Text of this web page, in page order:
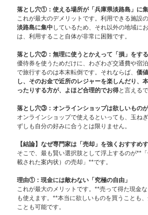
落とし穴①：使える場所が「兵庫県淡路島」に集
これが最大のデメリットです。利用できる施設
淡路島に集中 しているため、それ以外の地域に
は、利用すること自体が非常に困難です。
落とし穴②：無理に使うとかえって「損」をする
優待券を使うためだけに、わざわざ交通費や宿
で旅行するのは本末転倒です。それならば、 価
し、そのお金で近所のレジャーを楽しんだり、
ったりする方が、よほど合理的でお得と言える
落とし穴③：オンラインショップは欲しいもの
オンラインショップで使えるといっても、玉ね
ずしも自分の好みに合うとは限りません。
【結論】なぜ専門家は「売却」を強くおすすめ
そこで、最も賢い選択肢として浮上するのが**
載された案内状）の売却」**です。
理由①：現金には敵わない「究極の自由」
これが最大のメリットです。**売って得た現金
も使えます。**本当に欲しいものを買うことも
ことも可能です。